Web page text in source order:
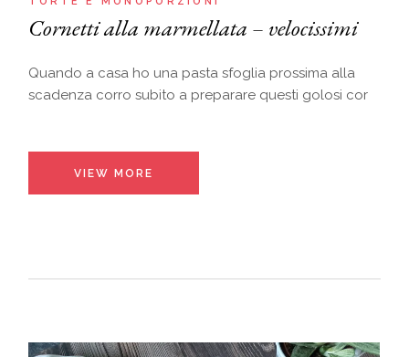
Cornetti alla marmellata – velocissimi
Quando a casa ho una pasta sfoglia prossima alla
scadenza corro subito a preparare questi golosi cor
VIEW MORE